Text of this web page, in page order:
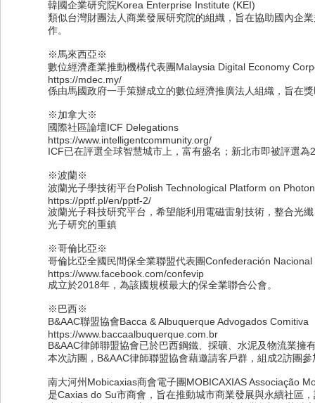
韓國企業研究院Korea Enterprise Institute (KEI)
類似台灣財團法人商業發展研究院的組織，旨在協助國內企
作。
※馬來西亞※
數位經濟產業推動機構代表團Malaysia Digital Economy
https://mdec.my/
係由馬國政府一手策辦成立的數位經濟推廣法人組織，旨在
※加拿大※
國際社區論壇ICF Delegations
https://www.intelligentcommunity.org/
ICF已在評選全球智慧城市上，富有盛名；新北市即被評選
※波蘭※
波蘭光子學技術平台Polish Technological Platform on
https://pptf.pl/en/pptf-2/
波蘭光子科技研究平台，希望能利用電磁雷射技術，整合光
光子研究的重鎮
※哥倫比亞※
哥倫比亞全國民間保全業聯盟代表團Confederación
https://www.facebook.com/confevip
成立於2018年，為該國規模最大的保全業聯合公會。
※巴西※
B&AAC聯盟協會Bacca & Albuquerque Advogados Comitiva
https://www.baccaalbuquerque.com.br
B&AAC律師聯盟協會已於巴西鋼鐵、採礦、水泥及物流業擁
本次訪團，B&AAC律師聯盟協會藉邀請客戶群，組成2訪團
南大河州Mobicaxias商會電子團MOBICAXIAS
是Caxias do Su市商會，旨在推動城市商業發展與永續社區